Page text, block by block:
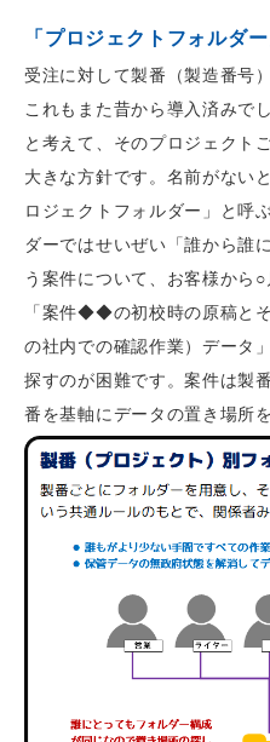
「プロジェクトフォルダ
受注に対して製番（製造番号
これもまた昔から導入済みで
と考えて、そのプロジェクト
大きな方針です。名前がない
ロジェクトフォルダー」と呼
ダーではせいぜい「誰から
う案件について、お客様から
「案件◆◆の初校時の原稿と
の社内での確認作業）データ
探すのが困難です。案件は製
番を基軸にデータの置き場所